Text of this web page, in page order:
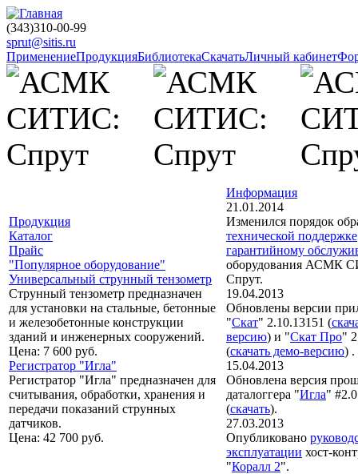
(343)310-00-99
sprut@sitis.ru
ПрименениеПродукцияБиблиотекаСкачатьЛичный кабинет
Продукция
Каталог
Прайс
"Популярное оборудование"
Универсальный струнный тензометр
Струнный тензометр предназначен
для установки на стальные, бетонные
и железобетонные конструкции
зданий и инженерных сооружений.
Цена: 7 600 руб.
Регистратор "Игла"
Регистратор "Игла" предназначен для
считывания, обработки, хранения и
передачи показаний струнных
датчиков.
Цена: 42 700 руб.
Информация
21.01.2014
Изменился порядок
технической поддержке
гарантийному
оборудования АСМК
Спрут.
19.04.2013
Обновлены версии
"Скат" 2.10.13151 (
версию) и "Скат Про"
(скачать демо-версию) .
15.04.2013
Обновлена версия
даталоггера "Игла"
(скачать).
27.03.2013
Опубликовано
эксплуатации хост-
"Коралл 2".